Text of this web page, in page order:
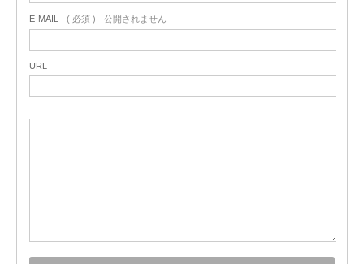
E-MAIL ( 必須 ) - 公開されません -
URL